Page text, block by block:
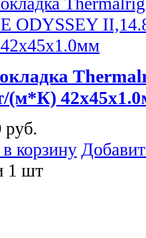
(м*К)
руб.
корзину
1 шт